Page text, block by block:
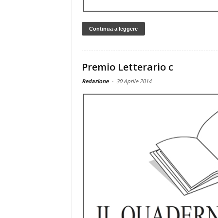
Continua a leggere
Premio Letterario c
Redazione - 30 Aprile 2014